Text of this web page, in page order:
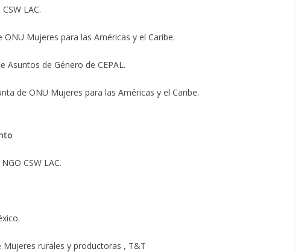
LAC.
Mujeres para las Américas y el Caribe.
Asuntos de Género de CEPAL.
de ONU Mujeres para las Américas y el Caribe.
CSW LAC.
Mujeres rurales y productoras , T&T